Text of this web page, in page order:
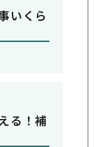
いくら
る！補